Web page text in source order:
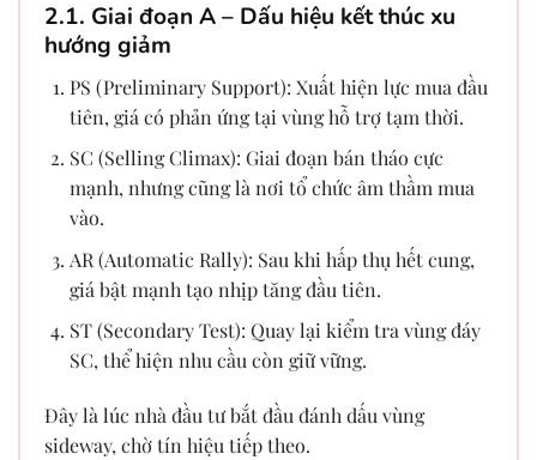
2.1. Giai đoạn A – Dấu hiệu kết thúc xu
hướng giảm
PS (Preliminary Support): Xuất hiện lực mua đầu
tiên, giá có phản ứng tại vùng hỗ trợ tạm thời.
SC (Selling Climax): Giai đoạn bán tháo cực
mạnh, nhưng cũng là nơi tổ chức âm thầm mua
vào.
AR (Automatic Rally): Sau khi hấp thụ hết cung,
giá bật mạnh tạo nhịp tăng đầu tiên.
ST (Secondary Test): Quay lại kiểm tra vùng đáy
SC, thể hiện nhu cầu còn giữ vững.
Đây là lúc nhà đầu tư bắt đầu đánh dấu vùng
sideway, chờ tín hiệu tiếp theo.